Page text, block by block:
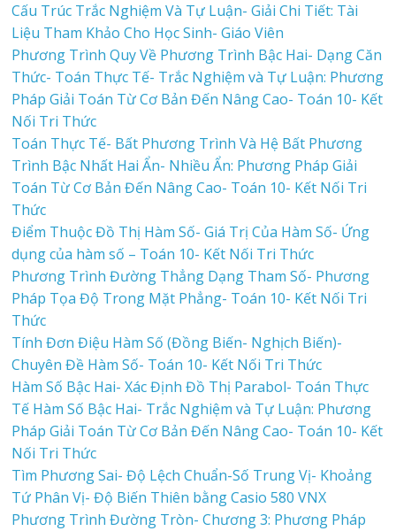
Cấu Trúc Trắc Nghiệm Và Tự Luận- Giải Chi Tiết: Tài
Liệu Tham Khảo Cho Học Sinh- Giáo Viên
Phương Trình Quy Về Phương Trình Bậc Hai- Dạng Căn
Thức- Toán Thực Tế- Trắc Nghiệm và Tự Luận: Phương
Pháp Giải Toán Từ Cơ Bản Đến Nâng Cao- Toán 10- Kết
Nối Tri Thức
Toán Thực Tế- Bất Phương Trình Và Hệ Bất Phương
Trình Bậc Nhất Hai Ẩn- Nhiều Ẩn: Phương Pháp Giải
Toán Từ Cơ Bản Đến Nâng Cao- Toán 10- Kết Nối Tri
Thức
Điểm Thuộc Đồ Thị Hàm Số- Giá Trị Của Hàm Số- Ứng
dụng của hàm số – Toán 10- Kết Nối Tri Thức
Phương Trình Đường Thẳng Dạng Tham Số- Phương
Pháp Tọa Độ Trong Mặt Phẳng- Toán 10- Kết Nối Tri
Thức
Tính Đơn Điệu Hàm Số (Đồng Biến- Nghịch Biến)-
Chuyên Đề Hàm Số- Toán 10- Kết Nối Tri Thức
Hàm Số Bậc Hai- Xác Định Đồ Thị Parabol- Toán Thực
Tế Hàm Số Bậc Hai- Trắc Nghiệm và Tự Luận: Phương
Pháp Giải Toán Từ Cơ Bản Đến Nâng Cao- Toán 10- Kết
Nối Tri Thức
Tìm Phương Sai- Độ Lệch Chuẩn-Số Trung Vị- Khoảng
Tứ Phân Vị- Độ Biến Thiên bằng Casio 580 VNX
Phương Trình Đường Tròn- Chương 3: Phương Pháp